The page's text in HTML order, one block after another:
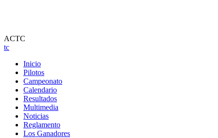
ACTC
tc
Inicio
Pilotos
Campeonato
Calendario
Resultados
Multimedia
Noticias
Reglamento
Los Ganadores